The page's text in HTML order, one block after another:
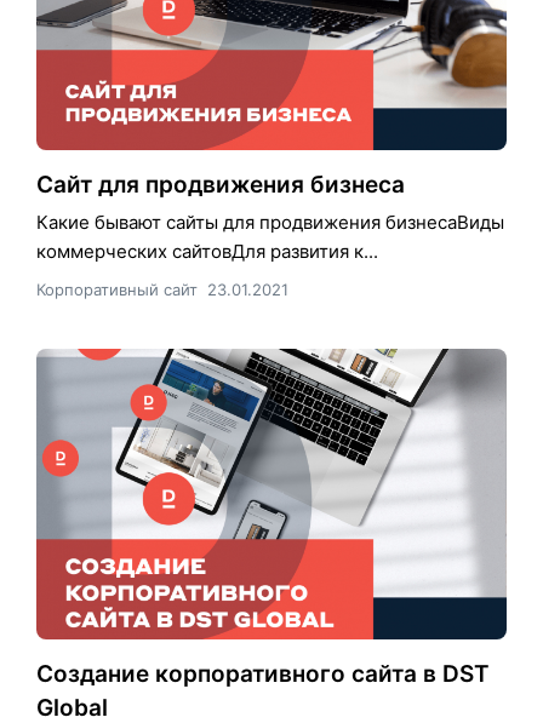
Сайт для продвижения бизнеса
Какие бывают сайты для продвижения бизнесаВиды
коммерческих сайтовДля развития к...
Корпоративный сайт 23.01.2021
Создание корпоративного сайта в DST
Global